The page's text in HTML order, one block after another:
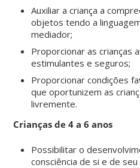
Auxiliar a criança a
objetos tendo a
mediador;
Proporcionar as crianças
estimulantes e seguros;
Proporcionar condições
que oportunizem as
livremente.
Crianças de 4 a 6 anos
Possibilitar o
consciência de si e de